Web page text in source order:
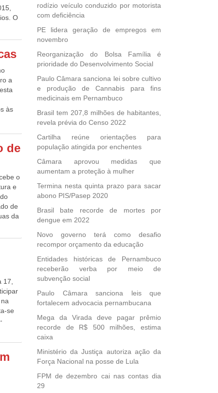
6%.
um
da
O
785
irá
a
às
que
terá
“Já
das
das
de
o
e
de
da
de
do
a
O
do
se
rodízio veículo conduzido por motorista
com deficiência
PE lidera geração de empregos em
novembro
Reorganização do Bolsa Família é
prioridade do Desenvolvimento Social
Paulo Câmara sanciona lei sobre cultivo
e produção de Cannabis para fins
medicinais em Pernambuco
Brasil tem 207,8 milhões de habitantes,
revela prévia do Censo 2022
Cartilha reúne orientações para
população atingida por enchentes
Câmara aprovou medidas que
aumentam a proteção à mulher
Termina nesta quinta prazo para sacar
abono PIS/Pasep 2020
Brasil bate recorde de mortes por
dengue em 2022
Novo governo terá como desafio
recompor orçamento da educação
Entidades históricas de Pernambuco
receberão verba por meio de
subvenção social
Paulo Câmara sanciona leis que
fortalecem advocacia pernambucana
Mega da Virada deve pagar prêmio
recorde de R$ 500 milhões, estima
caixa
Ministério da Justiça autoriza ação da
Força Nacional na posse de Lula
FPM de dezembro cai nas contas dia
29